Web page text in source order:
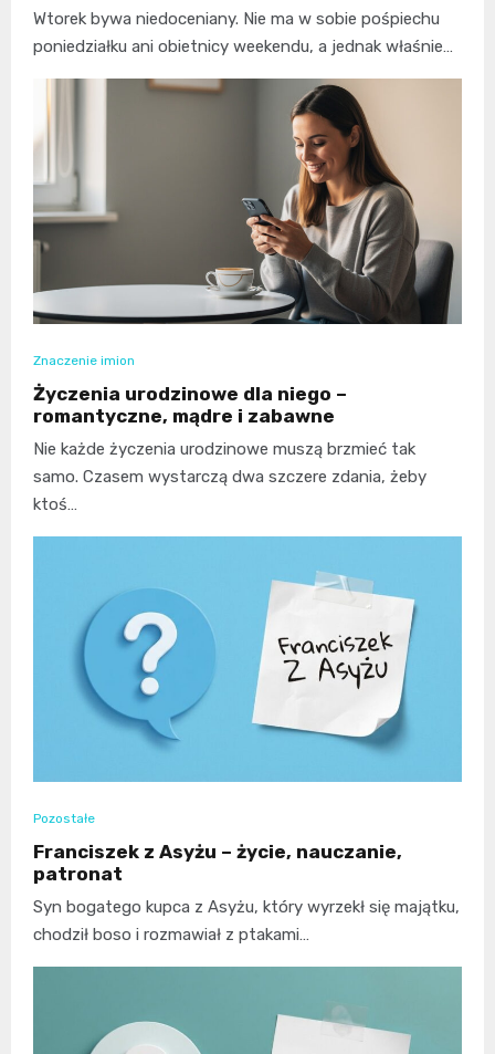
Wtorek bywa niedoceniany. Nie ma w sobie pośpiechu
poniedziałku ani obietnicy weekendu, a jednak właśnie…
Znaczenie imion
Życzenia urodzinowe dla niego –
romantyczne, mądre i zabawne
Nie każde życzenia urodzinowe muszą brzmieć tak
samo. Czasem wystarczą dwa szczere zdania, żeby
ktoś…
Pozostałe
Franciszek z Asyżu – życie, nauczanie,
patronat
Syn bogatego kupca z Asyżu, który wyrzekł się majątku,
chodził boso i rozmawiał z ptakami…